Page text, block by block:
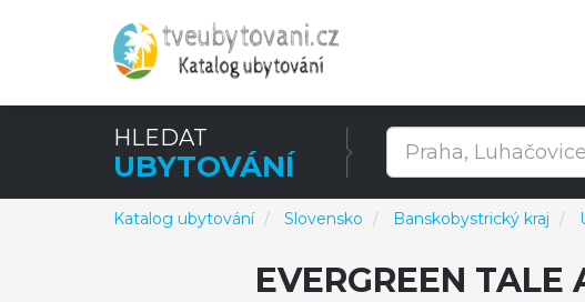
HLEDAT
UBYTOVÁNÍ
Katalog ubytování Slovensko Banskobystrický kraj
EVERGREEN TALE